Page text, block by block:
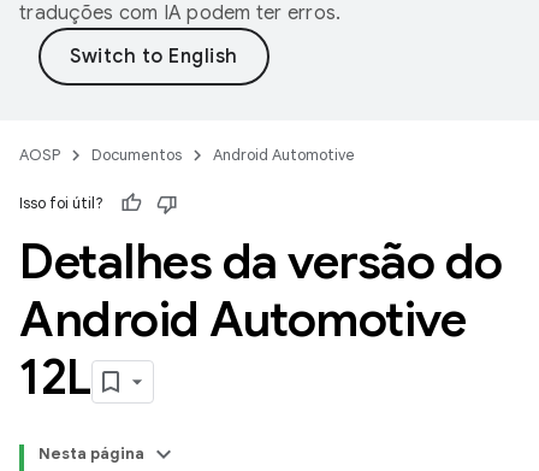
traduções com IA podem ter erros.
AOSP Documentos Android Automotive
Isso foi útil?
Detalhes da versão do
Android Automotive
12L
Nesta página